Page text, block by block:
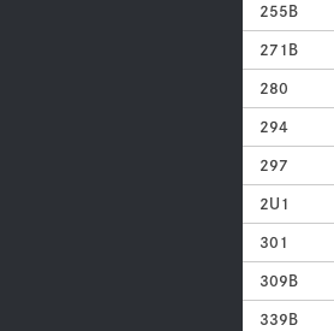
255B
271B
280
294
297
2U1
301
309B
339B